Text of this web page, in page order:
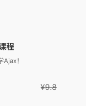
程
！
¥9.8